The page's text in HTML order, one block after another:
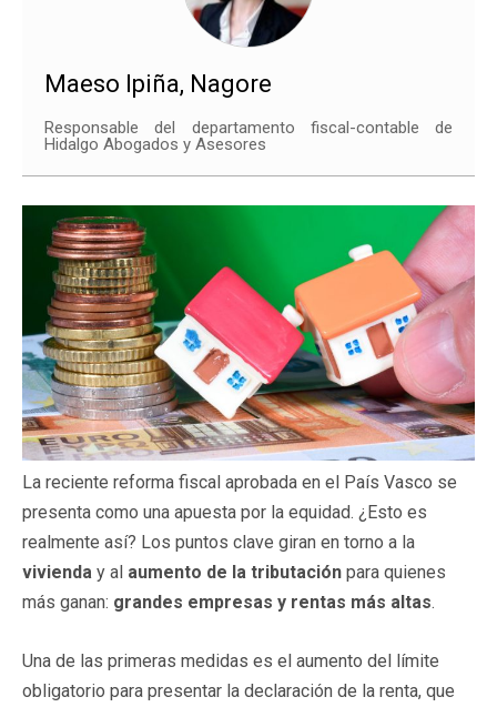
Maeso Ipiña, Nagore
Responsable del departamento fiscal-contable de
Hidalgo Abogados y Asesores
La reciente reforma fiscal aprobada en el País Vasco se
presenta como una apuesta por la equidad. ¿Esto es
realmente así? Los puntos clave giran en torno a la
vivienda y al aumento de la tributación para quienes
más ganan: grandes empresas y rentas más altas.
Una de las primeras medidas es el aumento del límite
obligatorio para presentar la declaración de la renta, que